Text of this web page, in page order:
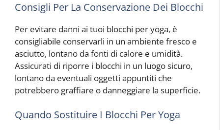
Consigli Per La Conservazione Dei Blocchi
Per evitare danni ai tuoi blocchi per yoga, è
consigliabile conservarli in un ambiente fresco e
asciutto, lontano da fonti di calore e umidità.
Assicurati di riporre i blocchi in un luogo sicuro,
lontano da eventuali oggetti appuntiti che
potrebbero graffiare o danneggiare la superficie.
Quando Sostituire I Blocchi Per Yoga